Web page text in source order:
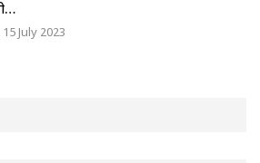
15 July 2023